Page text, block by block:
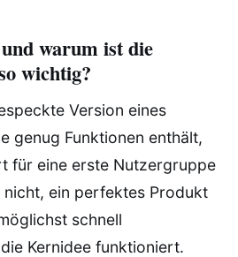
warum ist die
wichtig?
Version eines
genug Funktionen enthält,
für eine erste Nutzergruppe
nicht, ein perfektes Produkt
schnell
Kernidee funktioniert.